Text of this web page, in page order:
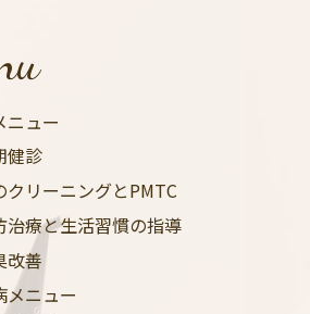
ニュー
健診
クリーニングとPMTC
治療と生活習慣の指導
改善
メニュー